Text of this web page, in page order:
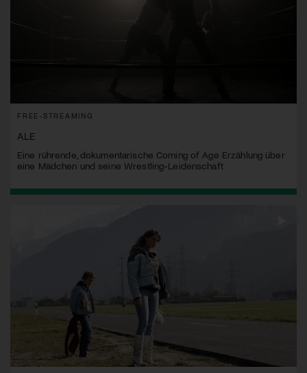
FREE-STREAMING
ALE
Eine rührende, dokumentarische Coming of Age Erzählung über
eine Mädchen und seine Wrestling-Leidenschaft